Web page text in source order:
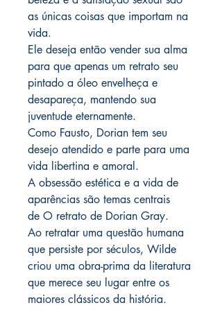
as únicas coisas que importam na
vida.
Ele deseja então vender sua alma
para que apenas um retrato seu
pintado a óleo envelheça e
desapareça, mantendo sua
juventude eternamente.
Como Fausto, Dorian tem seu
desejo atendido e parte para uma
vida libertina e amoral.
A obsessão estética e a vida de
aparências são temas centrais
de O retrato de Dorian Gray.
Ao retratar uma questão humana
que persiste por séculos, Wilde
criou uma obra-prima da literatura
que merece seu lugar entre os
maiores clássicos da história.